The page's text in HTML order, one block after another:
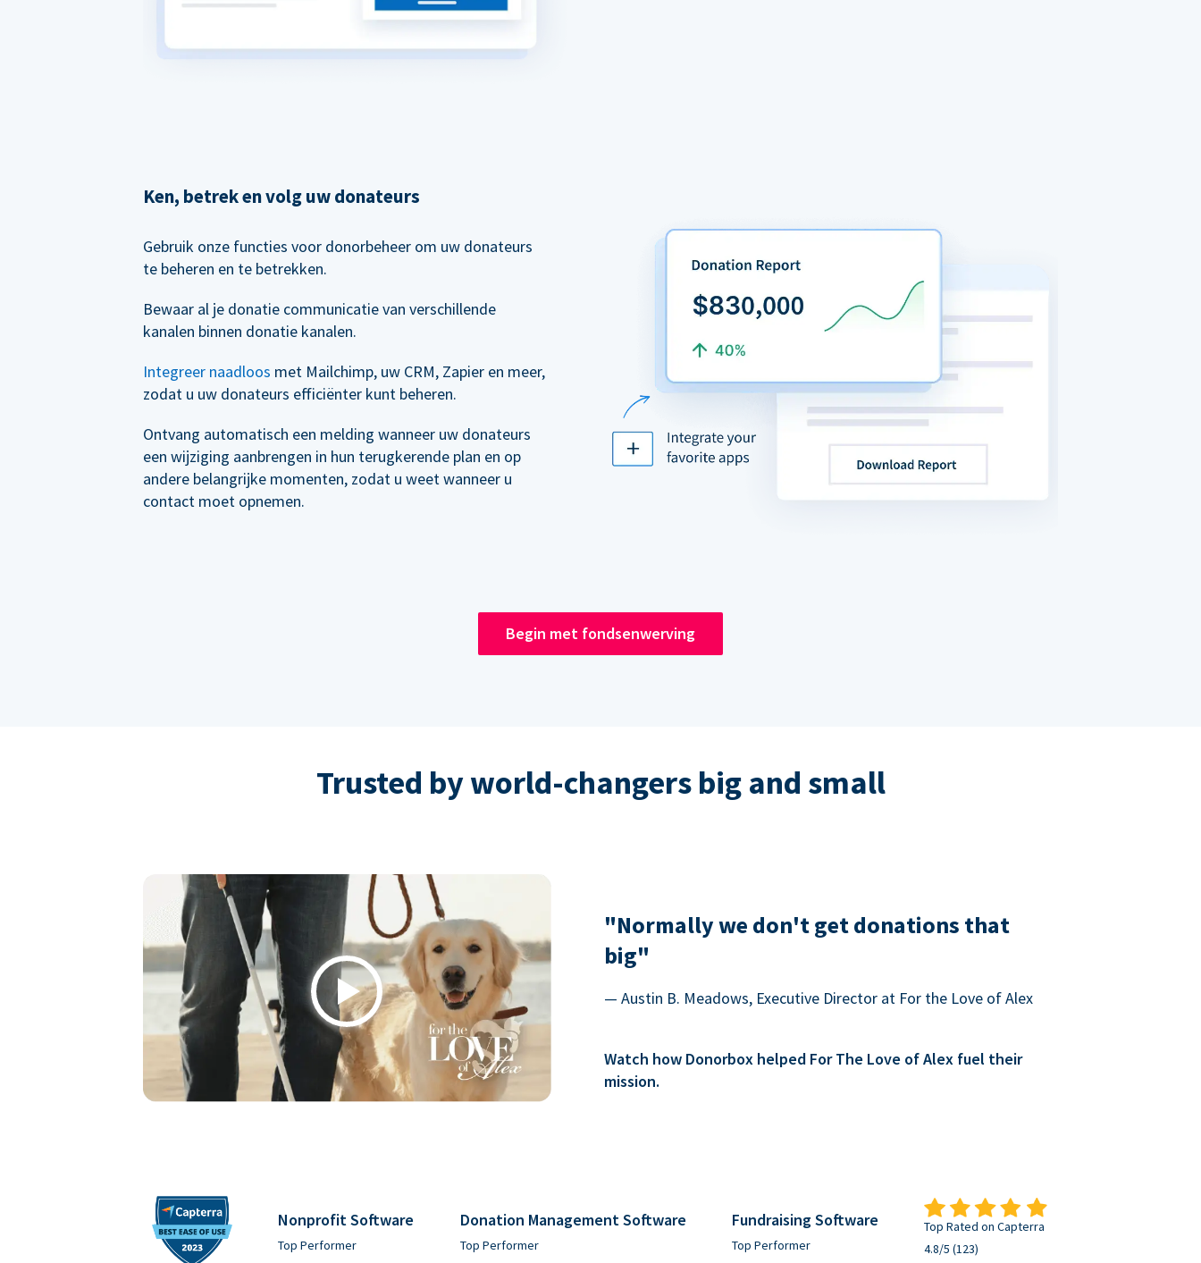
Ken, betrek en volg uw donateurs
Gebruik onze functies voor donorbeheer om uw donateurs
te beheren en te betrekken.
Bewaar al je donatie communicatie van verschillende
kanalen binnen donatie kanalen.
Integreer naadloos met Mailchimp, uw CRM, Zapier en meer,
zodat u uw donateurs efficiënter kunt beheren.
Ontvang automatisch een melding wanneer uw donateurs
een wijziging aanbrengen in hun terugkerende plan en op
andere belangrijke momenten, zodat u weet wanneer u
contact moet opnemen.
Begin met fondsenwerving
Trusted by world-changers big and small
Play
"Normally we don't get donations that
big"
— Austin B. Meadows, Executive Director at For the Love of Alex
Watch how Donorbox helped For The Love of Alex fuel their
mission.
Nonprofit Software
Top Performer
Donation Management Software
Top Performer
Fundraising Software
Top Performer
Top Rated on Capterra
4.8/5 (123)